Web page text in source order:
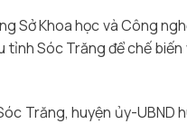
Sở Khoa học và Công
Sóc Trăng để chế
Trăng, huyện ủy-UBND